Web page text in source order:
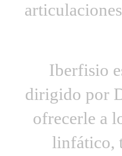
Iberfisio
dirigido por
ofrecerle a
linfático,